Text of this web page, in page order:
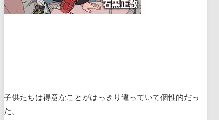
子供たちは得意なことがはっきり違っていて個性的だっ
た。